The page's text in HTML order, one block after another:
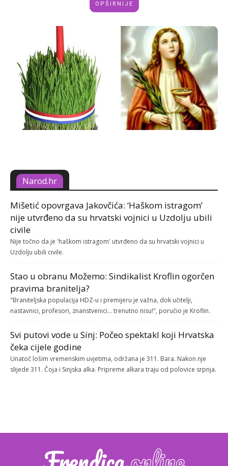
OPŠIRNIJE
Narod.hr
Mišetić opovrgava Jakovčića: ‘Haškom istragom’
nije utvrđeno da su hrvatski vojnici u Uzdolju ubili
civile
Nije točno da je 'haškom istragom' utvrđeno da su hrvatski vojnici u
Uzdolju ubili civile.
Stao u obranu Možemo: Sindikalist Kroflin ogorčen
pravima branitelja?
"Braniteljska populacija HDZ-u i premijeru je važna, dok učitelji,
nastavnici, profesori, znanstvenici... trenutno nisu!", poručio je Kroflin.
Svi putovi vode u Sinj: Počeo spektakl koji Hrvatska
čeka cijele godine
Unatoč lošim vremenskim uvjetima, održana je 311. Bara. Nakon nje
slijede 311. Čoja i Sinjska alka. Pripreme alkara traju od polovice srpnja.